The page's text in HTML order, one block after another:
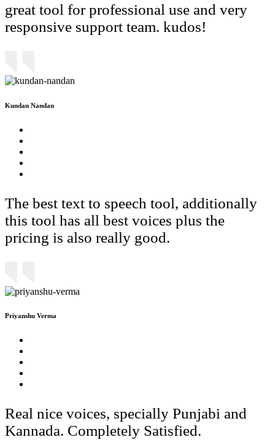
great tool for professional use and very
responsive support team. kudos!
Kundan Nandan
The best text to speech tool, additionally
this tool has all best voices plus the
pricing is also really good.
Priyanshu Verma
Real nice voices, specially Punjabi and
Kannada. Completely Satisfied.